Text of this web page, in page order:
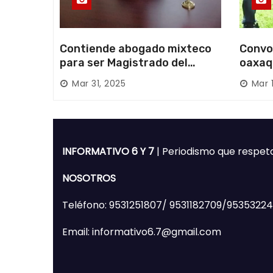
Contiende abogado mixteco
para ser Magistrado del
Poder Judicial; es originario
de Huajuapan de León
Mar 31, 2025 Mar
INFORMATIVO 6 Y 7 | Periodismo que
NOSOTROS
Teléfono: 9531251807/ 9531182709/
Email: informativo6.7@gmail.com